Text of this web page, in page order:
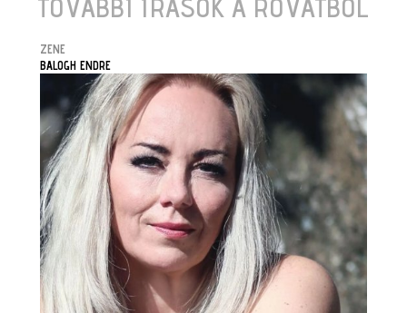
TOVÁBBI ÍRÁSOK A ROVATBÓL
ZENE
BALOGH ENDRE